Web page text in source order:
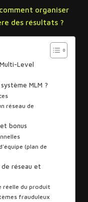
organiser
des résultats ?
Level
MLM ?
réseau de
bonus
(plan de
réseau et
réelle du produit
frauduleux